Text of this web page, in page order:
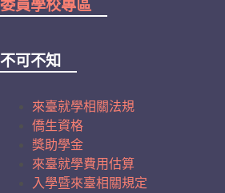
委員學校專區
不可不知
來臺就學相關法規
僑生資格
獎助學金
來臺就學費用估算
入學暨來臺相關規定